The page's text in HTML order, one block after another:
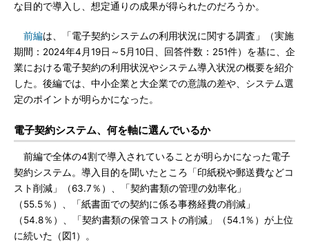
な目的で導入し、想定通りの成果が得られたのだろうか。
前編は、「電子契約システムの利用状況に関する調査」（実施
期間：2024年4月19日～5月10日、回答件数：251件）を基に、企
業における電子契約の利用状況やシステム導入状況の概要を紹介
した。後編では、中小企業と大企業での意識の差や、システム選
定のポイントが明らかになった。
電子契約システム、何を軸に選んでいるか
前編で全体の4割で導入されていることが明らかになった電子
契約システム。導入目的を聞いたところ「印紙税や郵送費などコ
スト削減」（63.7％）、「契約書類の管理の効率化」
（55.5％）、「紙書面での契約に係る事務経費の削減」
（54.8％）、「契約書類の保管コストの削減」（54.1％）が上位
に続いた（図1）。